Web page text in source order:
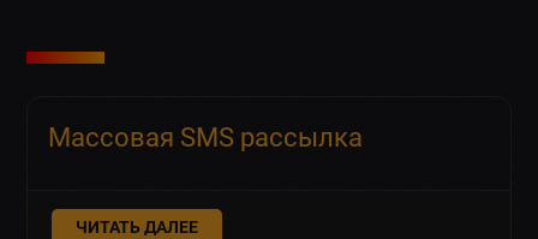
Массовая SMS рассылка
ЧИТАТЬ ДАЛЕЕ